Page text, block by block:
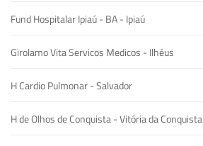
Fund Hospitalar Ipiaú - BA - Ipiaú
Girolamo Vita Servicos Medicos - Ilhéus
H Cardio Pulmonar - Salvador
H de Olhos de Conquista - Vitória da Conquista